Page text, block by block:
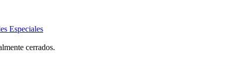
Especiales
cerrados.